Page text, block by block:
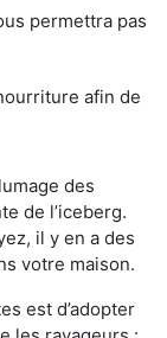
permettra pas
afin de
des
de l’iceberg.
il y en a des
votre maison.
est d’adopter